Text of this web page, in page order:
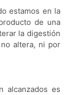
estamos en la
de una
la digestión
altera, ni por
alcanzados es